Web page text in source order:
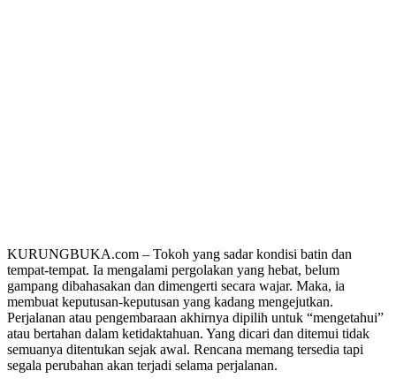
KURUNGBUKA.com – Tokoh yang sadar kondisi batin dan
tempat-tempat. Ia mengalami pergolakan yang hebat, belum
gampang dibahasakan dan dimengerti secara wajar. Maka, ia
membuat keputusan-keputusan yang kadang mengejutkan.
Perjalanan atau pengembaraan akhirnya dipilih untuk “mengetahui”
atau bertahan dalam ketidaktahuan. Yang dicari dan ditemui tidak
semuanya ditentukan sejak awal. Rencana memang tersedia tapi
segala perubahan akan terjadi selama perjalanan.